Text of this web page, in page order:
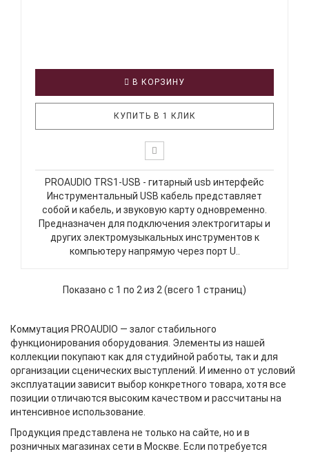
В КОРЗИНУ
КУПИТЬ В 1 КЛИК
PROAUDIO TRS1-USB - гитарный usb интерфейс
Инструментальный USB кабель представляет
собой и кабель, и звуковую карту одновременно.
Предназначен для подключения электрогитары и
других электромузыкальных инструментов к
компьютеру напрямую через порт U..
Показано с 1 по 2 из 2 (всего 1 страниц)
Коммутация PROAUDIO — залог стабильного
функционирования оборудования. Элементы из нашей
коллекции покупают как для студийной работы, так и для
организации сценических выступлений. И именно от условий
эксплуатации зависит выбор конкретного товара, хотя все
позиции отличаются высоким качеством и рассчитаны на
интенсивное использование.
Продукция представлена не только на сайте, но и в
розничных магазинах сети в Москве. Если потребуется